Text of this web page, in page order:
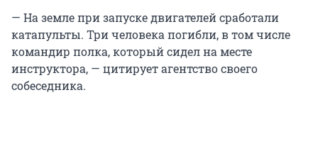
— На земле при запуске двигателей сработали
катапульты. Три человека погибли, в том числе
командир полка, который сидел на месте
инструктора, — цитирует агентство своего
собеседника.